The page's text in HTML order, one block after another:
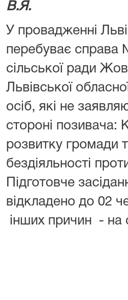
В.Я.
У провадженні
перебуває справа
сільської ради
Львівської
осіб, які не
стороні позивача:
розвитку громади
бездіяльності
Підготовче
відкладено до 02
інших причин - на